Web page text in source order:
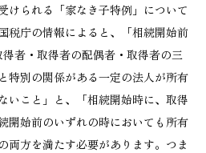
けられる「家なき子特例」について
税庁の情報によると、「相続開始前
者・取得者の配偶者・取得者の三
特別の関係がある一定の法人が所有
いこと」と、「相続開始時に、取得
開始前のいずれの時においても所有
両方を満たす必要があります。つま